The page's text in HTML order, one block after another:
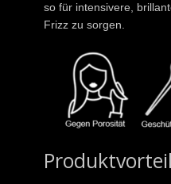
so für intensivere,
Frizz zu sorgen.